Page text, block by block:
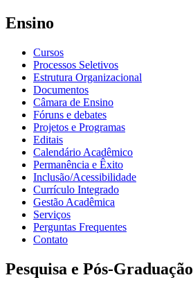
Ensino
Cursos
Processos Seletivos
Estrutura Organizacional
Documentos
Câmara de Ensino
Fóruns e debates
Projetos e Programas
Editais
Calendário Acadêmico
Permanência e Êxito
Inclusão/Acessibilidade
Currículo Integrado
Gestão Acadêmica
Serviços
Perguntas Frequentes
Contato
Pesquisa e Pós-Graduação